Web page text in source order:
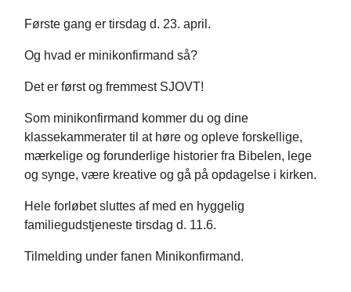
Første gang er tirsdag d. 23. april.
Og hvad er minikonfirmand så?
Det er først og fremmest SJOVT!
Som minikonfirmand kommer du og dine
klassekammerater til at høre og opleve forskellige,
mærkelige og forunderlige historier fra Bibelen, lege
og synge, være kreative og gå på opdagelse i kirken.
Hele forløbet sluttes af med en hyggelig
familiegudstjeneste tirsdag d. 11.6.
Tilmelding under fanen Minikonfirmand.